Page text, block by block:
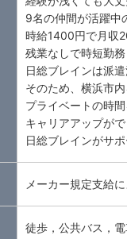
9名の仲間が活躍中
時給1400円で月収
残業なしで時短勤
日総ブレインは派
そのため、横浜市
プライベートの時
キャリアアップが
日総ブレインがサ
メーカー規定支給
徒歩，公共バス，